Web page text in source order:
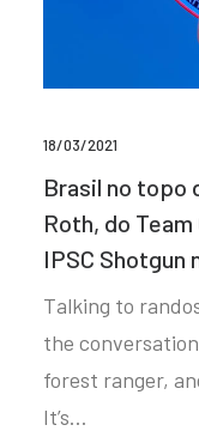
18/03/2021
Brasil no topo
Roth, do Team
IPSC Shotgun
Talking to
the
forest ranger,
It’s…